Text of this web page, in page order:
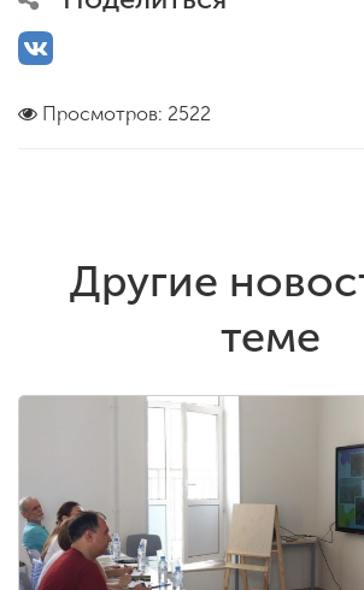
Просмотров: 2522
Другие
теме